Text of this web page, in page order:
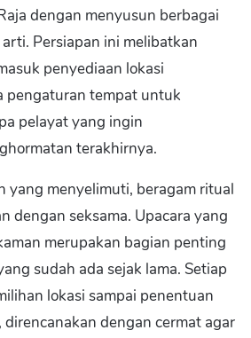
dengan menyusun berbagai
Persiapan ini melibatkan
penyediaan lokasi
pengaturan tempat untuk
pelayat yang ingin
terakhirnya.
yang menyelimuti, beragam ritual
dengan seksama. Upacara yang
merupakan bagian penting
sudah ada sejak lama. Setiap
lokasi sampai penentuan
dengan cermat agar